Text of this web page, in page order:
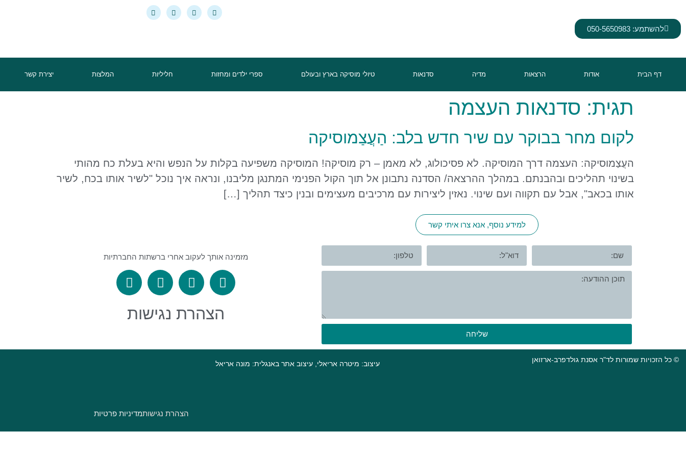
להשתמע: 050-5650983
דף הבית אודות הרצאות מדיה סדנאות טיולי מוסיקה בארץ ובעולם ספרי ילדים ומחזות חליליות המלצות יצירת קשר
תגית: סדנאות העצמה
לקום מחר בבוקר עם שיר חדש בלב: הַעֲצַמוסיקה
העֲצַמוסיקה: העצמה דרך המוסיקה. לא פסיכולוג, לא מאמן – רק מוסיקה! המוסיקה משפיעה בקלות על הנפש והיא בעלת כח מהותי
בשינוי תהליכים ובהבנתם. במהלך ההרצאה/ הסדנה נתבונן אל תוך הקול הפנימי המתנגן מליבנו, ונראה איך נוכל "לשיר אותו בכח, לשיר
אותו בכאב", אבל עם תקווה ועם שינוי. נאזין ליצירות עם מרכיבים מעצימים ובנין כיצד תהליך […]
למידע נוסף, אנא צרו איתי קשר
שליחה
מזמינה אותך לעקוב אחרי ברשתות החברתיות
הצהרת נגישות
© כל הזכויות שמורות לד"ר אסנת גולדפרב-ארזואן עיצוב: מיטרה אריאלי, עיצוב אתר באנגלית: מונה אריאל
מדיניות פרטיותהצהרת נגישות